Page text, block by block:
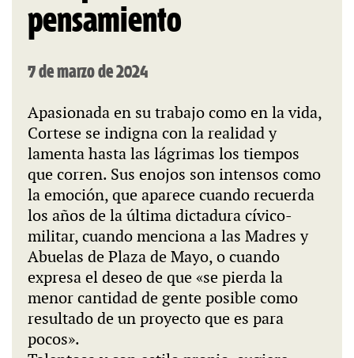
pensamiento
7 de marzo de 2024
Apasionada en su trabajo como en la vida,
Cortese se indigna con la realidad y
lamenta hasta las lágrimas los tiempos
que corren. Sus enojos son intensos como
la emoción, que aparece cuando recuerda
los años de la última dictadura cívico-
militar, cuando menciona a las Madres y
Abuelas de Plaza de Mayo, o cuando
expresa el deseo de que «se pierda la
menor cantidad de gente posible como
resultado de un proyecto que es para
pocos».